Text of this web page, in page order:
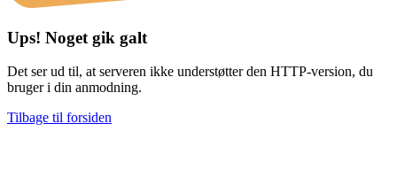
Ups! Noget gik galt
Det ser ud til, at serveren ikke understøtter den HTTP-version, du
bruger i din anmodning.
Tilbage til forsiden